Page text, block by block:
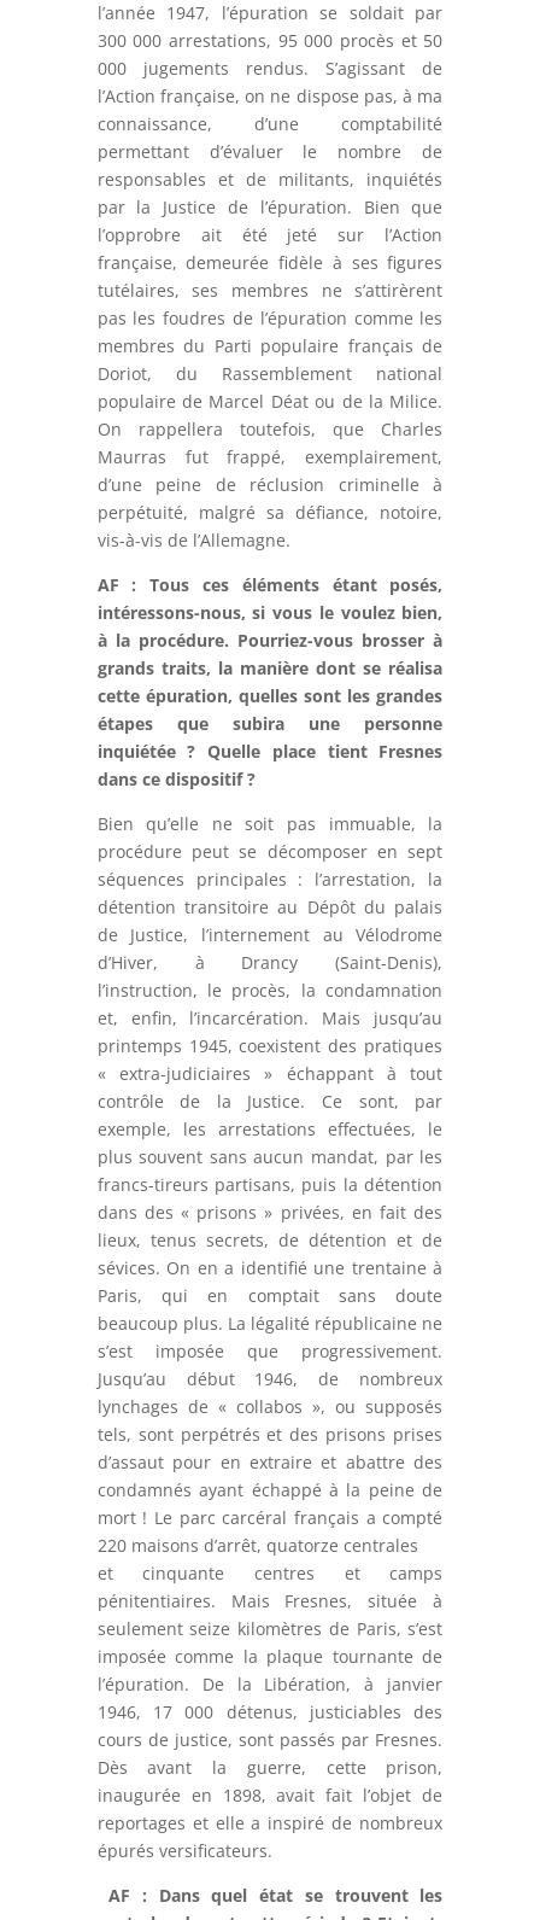
l’année 1947, l’épuration se soldait par
300 000 arrestations, 95 000 procès et 50
000 jugements rendus. S’agissant de
l’Action française, on ne dispose pas, à ma
connaissance, d’une comptabilité
permettant d’évaluer le nombre de
responsables et de militants, inquiétés
par la Justice de l’épuration. Bien que
l’opprobre ait été jeté sur l’Action
française, demeurée fidèle à ses figures
tutélaires, ses membres ne s’attirèrent
pas les foudres de l’épuration comme les
membres du Parti populaire français de
Doriot, du Rassemblement national
populaire de Marcel Déat ou de la Milice.
On rappellera toutefois, que Charles
Maurras fut frappé, exemplairement,
d’une peine de réclusion criminelle à
perpétuité, malgré sa défiance, notoire,
vis-à-vis de l’Allemagne.
AF : Tous ces éléments étant posés,
intéressons-nous, si vous le voulez bien,
à la procédure. Pourriez-vous brosser à
grands traits, la manière dont se réalisa
cette épuration, quelles sont les grandes
étapes que subira une personne
inquiétée ? Quelle place tient Fresnes
dans ce dispositif ?
Bien qu’elle ne soit pas immuable, la
procédure peut se décomposer en sept
séquences principales : l’arrestation, la
détention transitoire au Dépôt du palais
de Justice, l’internement au Vélodrome
d’Hiver, à Drancy (Saint-Denis),
l’instruction, le procès, la condamnation
et, enfin, l’incarcération. Mais jusqu’au
printemps 1945, coexistent des pratiques
« extra-judiciaires » échappant à tout
contrôle de la Justice. Ce sont, par
exemple, les arrestations effectuées, le
plus souvent sans aucun mandat, par les
francs-tireurs partisans, puis la détention
dans des « prisons » privées, en fait des
lieux, tenus secrets, de détention et de
sévices. On en a identifié une trentaine à
Paris, qui en comptait sans doute
beaucoup plus. La légalité républicaine ne
s’est imposée que progressivement.
Jusqu’au début 1946, de nombreux
lynchages de « collabos », ou supposés
tels, sont perpétrés et des prisons prises
d’assaut pour en extraire et abattre des
condamnés ayant échappé à la peine de
mort ! Le parc carcéral français a compté
220 maisons d’arrêt, quatorze centrales
et cinquante centres et camps
pénitentiaires. Mais Fresnes, située à
seulement seize kilomètres de Paris, s’est
imposée comme la plaque tournante de
l’épuration. De la Libération, à janvier
1946, 17 000 détenus, justiciables des
cours de justice, sont passés par Fresnes.
Dès avant la guerre, cette prison,
inaugurée en 1898, avait fait l’objet de
reportages et elle a inspiré de nombreux
épurés versificateurs.
AF : Dans quel état se trouvent les